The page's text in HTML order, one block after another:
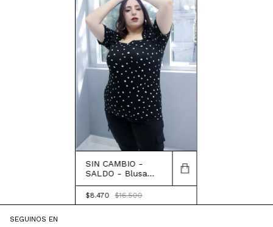
SIN CAMBIO -
SALDO - Blusa
Diora
$8.470 $16.500
SEGUINOS EN